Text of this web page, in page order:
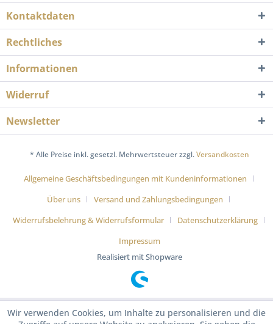
Kontaktdaten
Rechtliches
Informationen
Widerruf
Newsletter
* Alle Preise inkl. gesetzl. Mehrwertsteuer zzgl.Versandkosten
Allgemeine Geschäftsbedingungen mit Kundeninformationen
Über uns
Versand und Zahlungsbedingungen
Widerrufsbelehrung & Widerrufsformular
Datenschutzerklärung
Impressum
Realisiert mit Shopware
Wir verwenden Cookies, um Inhalte zu personalisieren und die